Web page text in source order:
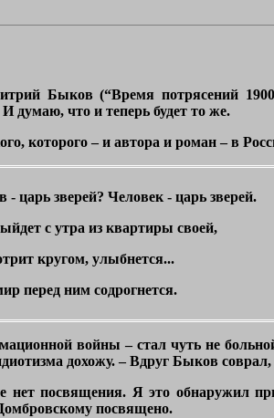
Быков (“Время потрясений
думаю, что и теперь будет то же.
которого – и автора и роман – в
- царь зверей? Человек - царь зверей.
с утра из квартиры своей,
кругом, улыбнется...
перед ним содрогнется.
войны – стал чуть не
дохожу. – Вдруг Быков
нет посвящения. Я это обнаружил
посвящено.